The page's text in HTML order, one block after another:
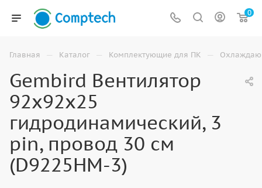
0
Главная — Каталог — Комплектующие для ПК —
Gembird Вентилятор
92x92x25
гидродинамический, 3
pin, провод 30 см
(D9225HM-3)